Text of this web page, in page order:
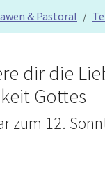
& Pastoral
dir die
Gottes
zum 12.